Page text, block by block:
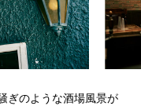
ぎのような酒場風景が